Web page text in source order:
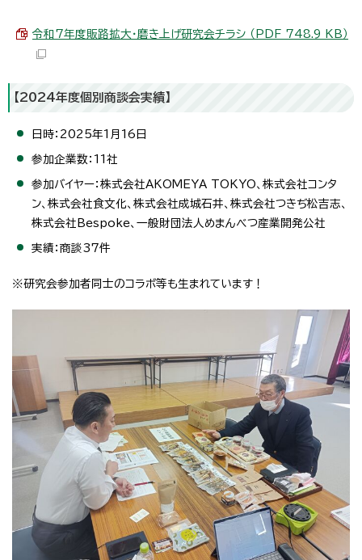
令和7年度販路拡大・磨き上げ研究会チラシ （PDF 748.9 KB）
【2024年度個別商談会実績】
日時：2025年1月16日
参加企業数：11社
参加バイヤー：株式会社AKOMEYA TOKYO、株式会社コンタ
ン、株式会社食文化、株式会社成城石井、株式会社つきぢ松吉志、
株式会社Bespoke、一般財団法人めまんべつ産業開発公社
実績：商談37件
※研究会参加者同士のコラボ等も生まれています！